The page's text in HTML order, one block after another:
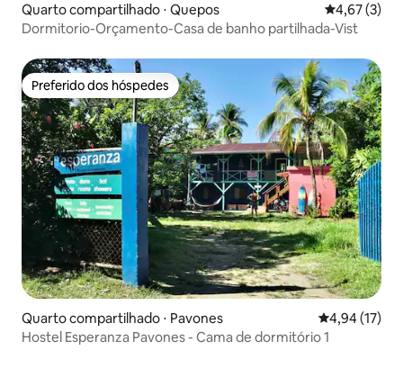
Quarto compartilhado ⋅ Quepos 4,67 de
4,67 (3)
Dormitorio-Orçamento-Casa de banho partilhada-Vist
Preferido dos hóspedes
Preferido dos hóspedes
Quarto compartilhado ⋅ Pavones 4,94 de uma
4,94 (17)
Hostel Esperanza Pavones - Cama de dormitório 1